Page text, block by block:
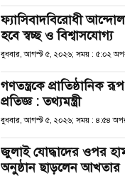
ফ্যাসিবাদবিরোধী
হবে স্বচ্ছ ও বিশ্বাসযোগ্য
বুধবার, আগস্ট ৫, ২০২৬; সময় : ৫:০২
গণতন্ত্রকে প্রাতিষ্ঠানিক
প্রতিজ্ঞ : তথ্যমন্ত্রী
বুধবার, আগস্ট ৫, ২০২৬; সময় : ৪:৫৪
জুলাই যোদ্ধাদের ওপর
অনুষ্ঠান ছাড়লেন আখতার